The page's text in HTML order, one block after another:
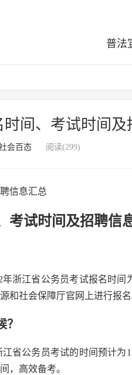
普法
间、考试时间
会百态 阅读(299)
考试时间及招聘信
浙江省公务员考试报名时间
和社会保障厅官网上进行报名
省公务员考试的时间预计为
，高效备考。